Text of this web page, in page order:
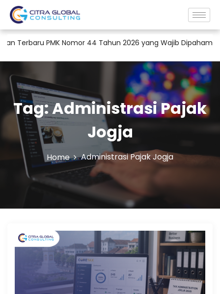
PMK Nomor 44 Tahun 2026 yang Wajib Dipahami
Tag:Administrasi Pajak
Jogja
Home Administrasi Pajak Jogja